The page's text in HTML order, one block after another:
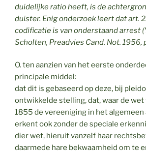
duidelijke ratio heeft, is de
duister. Enig onderzoek leert dat art.
codificatie is van onderstaand arrest
Scholten, Preadvies Cand. Not. 1956,
O. ten aanzien van het eerste
principale middel:
dat dit is gebaseerd op deze, bij
ontwik­kelde stelling, dat, waar de wet
1855 de ver­eeniging in het algemeen
erkent ook zonder de speciale
dier wet, hieruit vanzelf haar
daarmede hare bekwaamheid om te